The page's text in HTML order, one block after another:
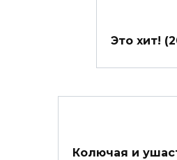
Это хит!
Колючая и